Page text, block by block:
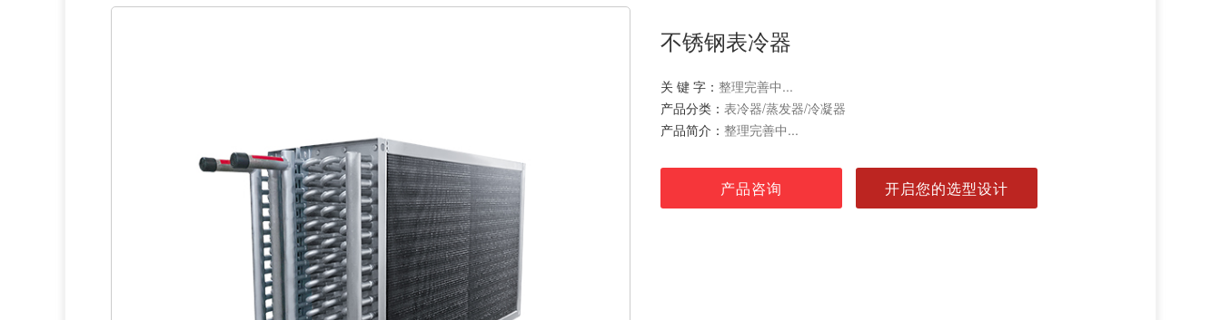
不锈钢表冷器
关 键 字： 整理完善中...
产品分类： 表冷器/蒸发器/冷凝器
产品简介： 整理完善中...
产品咨询 开启您的选型设计